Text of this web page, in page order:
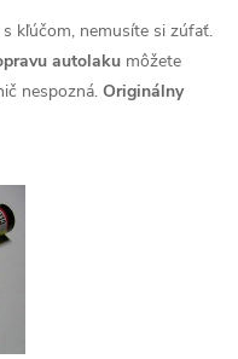
kľúčom, nemusíte si zúfať.
autolaku môžete
nespozná. Originálny